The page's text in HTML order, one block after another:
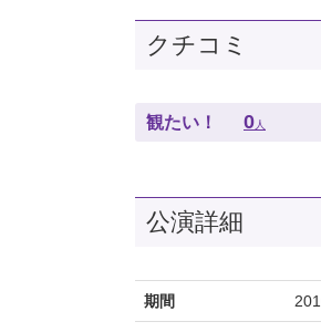
クチコミ
観たい！ 0 人
公演詳細
期間